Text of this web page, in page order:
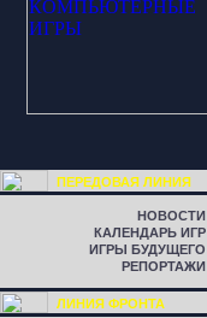
ПЕРЕДОВАЯ ЛИНИЯ
НОВОСТИ
КАЛЕНДАРЬ ИГР
ИГРЫ БУДУЩЕГО
РЕПОРТАЖИ
ЛИНИЯ ФРОНТА